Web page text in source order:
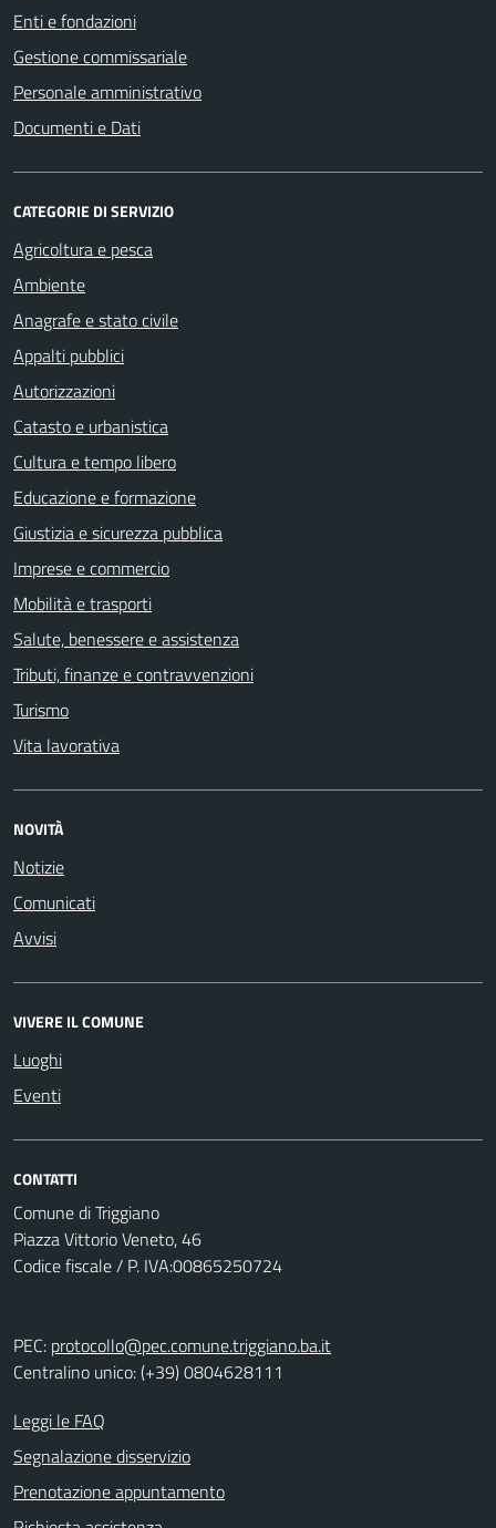
Enti e fondazioni
Gestione commissariale
Personale amministrativo
Documenti e Dati
CATEGORIE DI SERVIZIO
Agricoltura e pesca
Ambiente
Anagrafe e stato civile
Appalti pubblici
Autorizzazioni
Catasto e urbanistica
Cultura e tempo libero
Educazione e formazione
Giustizia e sicurezza pubblica
Imprese e commercio
Mobilità e trasporti
Salute, benessere e assistenza
Tributi, finanze e contravvenzioni
Turismo
Vita lavorativa
NOVITÀ
Notizie
Comunicati
Avvisi
VIVERE IL COMUNE
Luoghi
Eventi
CONTATTI
Comune di Triggiano
Piazza Vittorio Veneto, 46
Codice fiscale / P. IVA:00865250724
PEC: protocollo@pec.comune.triggiano.ba.it
Centralino unico: (+39) 0804628111
Leggi le FAQ
Segnalazione disservizio
Prenotazione appuntamento